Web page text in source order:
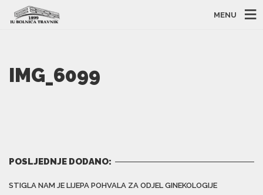
MENU
IMG_6099
POSLJEDNJE DODANO:
STIGLA NAM JE LIJEPA POHVALA ZA ODJEL GINEKOLOGIJE